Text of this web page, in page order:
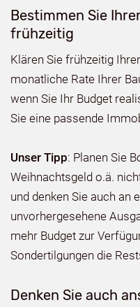
Bestimmen Sie
frühzeitig
Klären Sie frühzeitig
monatliche Rate Ihrer
wenn Sie Ihr Budget
Sie eine passende
Unser Tipp: Planen Sie
Weihnachtsgeld o.ä.
und denken Sie auch an
unvorhergesehene
mehr Budget zur
Sondertilgungen die
Denken Sie auch